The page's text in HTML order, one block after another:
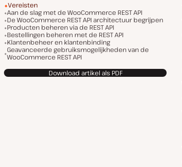
Vereisten
Aan de slag met de WooCommerce REST API
De WooCommerce REST API architectuur begrijpen
Producten beheren via de REST API
Bestellingen beheren met de REST API
Klantenbeheer en klantenbinding
Geavanceerde gebruiksmogelijkheden van de
WooCommerce REST API
Download artikel als PDF